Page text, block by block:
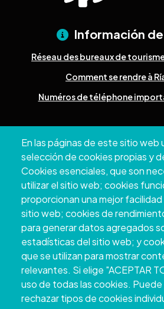
En las páginas de este sitio web
selección de cookies propias y
Cookies esenciales, que son
utilizar el sitio web; cookies
proporcionan una mejor facilidad
sitio web; cookies de
para generar datos agregados
estadísticas del sitio web; y
que se utilizan para mostrar
relevantes. Si elige "ACEPTAR
uso de todas las cookies.
rechazar tipos de cookies
Información
Réseau des bureaux de
Comment se rendre à
Numéros de téléphone
Pontevedra
+34 986 804 100 | +34
Copyright © 2026.